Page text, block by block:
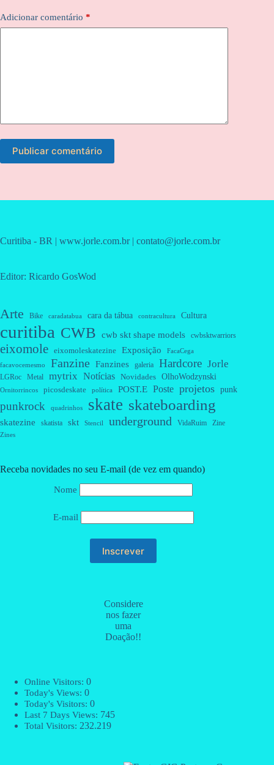
Adicionar comentário *
Publicar comentário
Curitiba - BR | www.jorle.com.br | contato@jorle.com.br
Editor: Ricardo GosWod
Arte Bike caradatabua cara da tábua contracultura Cultura
curitiba CWB cwb skt shape models cwbsktwarriors
eixomole eixomoleskatezine Exposição FacaCega
facavocemesmo Fanzine Fanzines galeria Hardcore Jorle
LGRoc Metal mytrix Notícias Novidades OlhoWodzynski
Ornitorrincos picosdeskate política POST.E Poste projetos punk
punkrock quadrinhos skate skateboarding
skatezine skatista skt Stencil underground VidaRuim Zine
Zines
Receba novidades no seu E-mail (de vez em quando)
Nome
E-mail
Considere
nos fazer
uma
Doação!!
Online Visitors: 0
Today's Views: 0
Today's Visitors: 0
Last 7 Days Views: 745
Total Visitors: 232.219